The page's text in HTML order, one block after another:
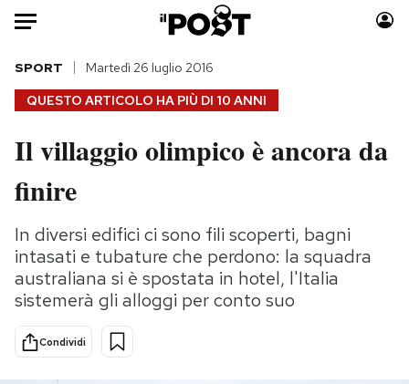
Auto
HOME
Italia
Politica
Tecnologia
Internet
Scienza
Cultura
Economia
Moda
Storie/Idee
Ok Boomer!
Media
Europa
QUESTO ARTICOLO HA PIÙ DI 10 ANNI
SPORT Martedì 26 luglio 2016
Il villaggio olimpico è ancora da
finire
In diversi edifici ci sono fili scoperti, bagni
intasati e tubature che perdono: la squadra
australiana si è spostata in hotel, l'Italia
sistemerà gli alloggi per conto suo
Condividi